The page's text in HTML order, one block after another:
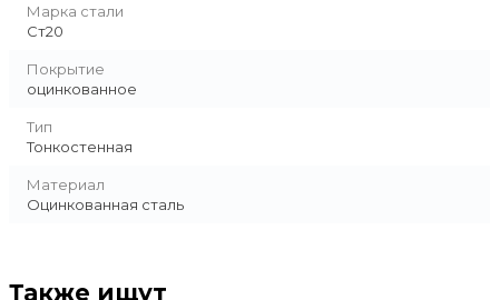
Марка стали
Ст20
Покрытие
оцинкованное
Тип
Тонкостенная
Материал
Оцинкованная сталь
Также ищут